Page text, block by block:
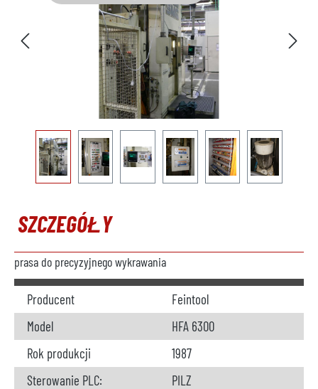
SZCZEGÓŁY
prasa do precyzyjnego wykrawania
Producent
Feintool
Model
HFA 6300
Rok produkcji
1987
Sterowanie PLC:
PILZ